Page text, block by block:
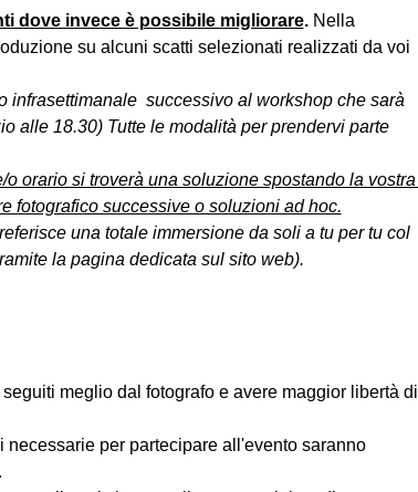
dove invece è possibile migliorare. Nella
su alcuni scatti selezionati realizzati da voi
successivo al workshop che sarà
alle 18.30) Tutte le modalità per prendervi parte
orario si troverà una soluzione spostando la vostra
fotografico successive o soluzioni ad hoc.
una totale immersione da soli a tu per tu col
la pagina dedicata sul sito web).
meglio dal fotografo e avere maggior libertà di
necessarie per partecipare all'evento saranno